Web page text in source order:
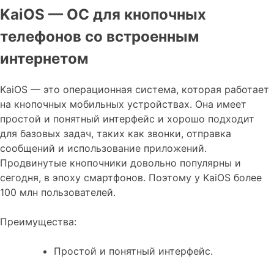
KaiOS — ОС для кнопочных
телефонов со встроенным
интернетом
KaiOS — это операционная система, которая работает
на кнопочных мобильных устройствах. Она имеет
простой и понятный интерфейс и хорошо подходит
для базовых задач, таких как звонки, отправка
сообщений и использование приложений.
Продвинутые кнопочники довольно популярны и
сегодня, в эпоху смартфонов. Поэтому у KaiOS более
100 млн пользователей.
Преимущества:
Простой и понятный интерфейс.